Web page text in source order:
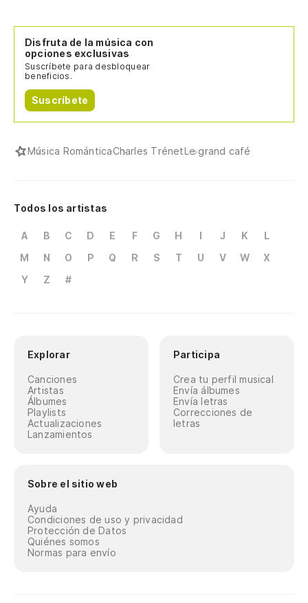
Disfruta de la música con
opciones exclusivas
Suscríbete para desbloquear
beneficios.
Suscríbete
Música RománticaCharles TrénetLe grand café
Todos los artistas
A B C D E F G H I J K
L
M
N O P Q R S T U V W
X
Y
Z #
Explorar
Canciones
Artistas
Álbumes
Playlists
Actualizaciones
Lanzamientos
Participa
Crea tu perfil musical
Envía álbumes
Envía letras
Correcciones de
letras
Sobre el sitio web
Ayuda
Condiciones de uso y privacidad
Protección de Datos
Quiénes somos
Normas para envío